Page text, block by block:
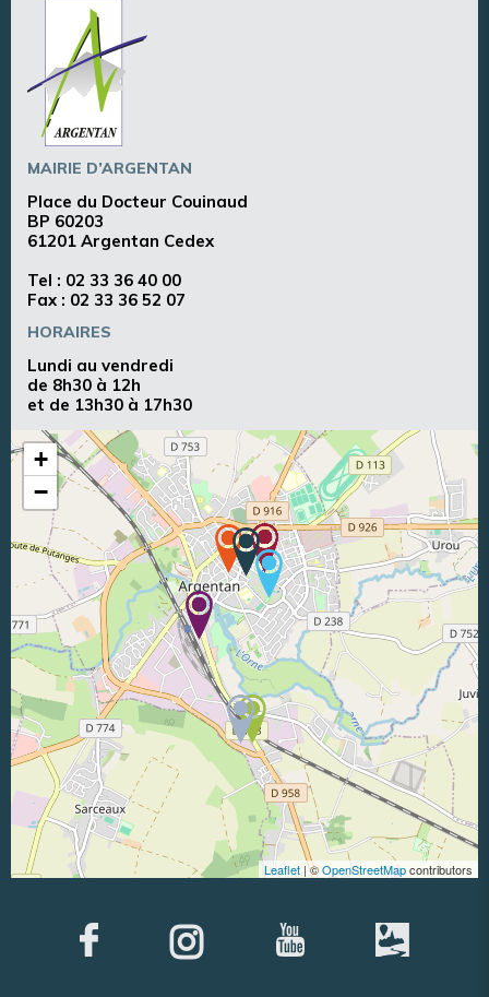
MAIRIE D’ARGENTAN
Place du Docteur Couinaud
BP 60203
61201 Argentan Cedex
Tel : 02 33 36 40 00
Fax : 02 33 36 52 07
HORAIRES
Lundi au vendredi
de 8h30 à 12h
et de 13h30 à 17h30
+
−
Leaflet | ©OpenStreetMapcontributors